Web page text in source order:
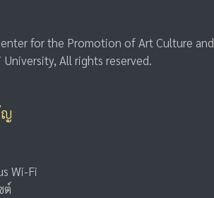
for the Promotion of Art Culture and
All rights reserved.
Wi-Fi
ต์